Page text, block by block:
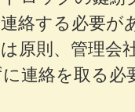
絡する必要が
原則、管理会
連絡を取る必